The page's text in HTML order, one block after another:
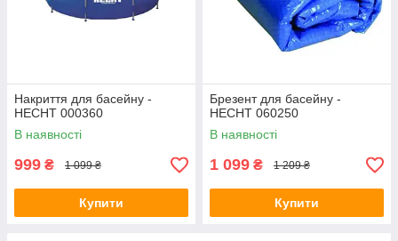
Накриття для басейну -
HECHT 000360
В наявності
999 ₴ 1 099 ₴
Купити
Брезент для басейну -
HECHT 060250
В наявності
1 099 ₴ 1 209 ₴
Купити